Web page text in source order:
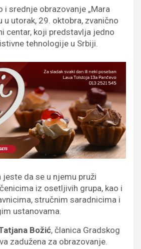
i srednje obrazovanje „Mara
u utorak, 29. oktobra, zvanično
centar, koji predstavlja jedno
tehnologije u Srbiji.
da se u njemu pruži
iz osetljivih grupa, kao i
stručnim saradnicima i
ustanovama.
Božić, članica Gradskog
zadužena za obrazovanje.